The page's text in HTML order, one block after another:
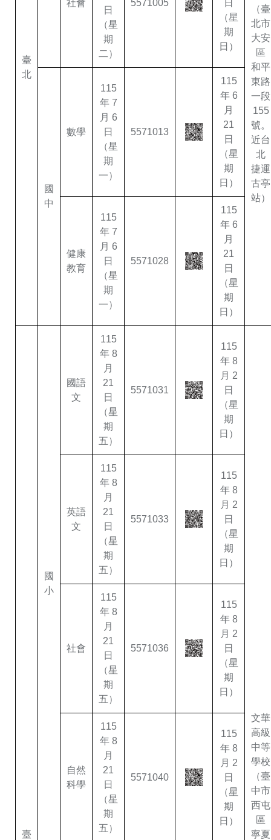
臺
北
（臺
北市
大安
區
和平
東路
一段
155
號。
近台
北
捷運
古亭
站）
社會
日
（星
期
二）
5571005
日
（星
期
日）
國
中
數學
115
年 7
月 6
日
（星
期
一）
5571013
115
年 6
月
21
日
（星
期
日）
健康
教育
115
年 7
月 6
日
（星
期
一）
5571028
115
年 6
月
21
日
（星
期
日）
臺
國
小
國語
文
115
年 8
月
21
日
（星
期
五）
5571031
115
年 8
月 2
日
（星
期
日）
文華
高級
中等
學校
（臺
中市
西屯
區
寧夏
英語
文
115
年 8
月
21
日
（星
期
五）
5571033
115
年 8
月 2
日
（星
期
日）
社會
115
年 8
月
21
日
（星
期
五）
5571036
115
年 8
月 2
日
（星
期
日）
自然
科學
115
年 8
月
21
日
（星
期
五）
5571040
115
年 8
月 2
日
（星
期
日）